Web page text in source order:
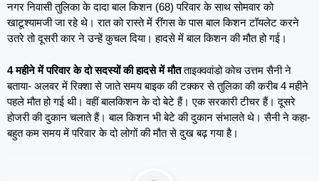
नगर निवासी तुलिका के दादा बाल किशन (68) परिवार के साथ सोमवार को
खाटूश्यामजी जा रहे थे। रात को रास्ते में रींगस के पास बाल किशन टॉयलेट करने
उतरे तो दूसरी कार ने उन्हें कुचल दिया। हादसे में बाल किशन की मौत हो गई।
4 महीने में परिवार के दो सदस्यों की हादसे में मौतताइक्ववांडो कोच उत्तम सैनी ने
बताया- अलवर में रिक्शा से जाते समय बाइक की टक्कर से तुलिका की करीब 4 महीने
पहले मौत हो गई थी। वहीं बालकिशन के दो बेटे हैं। एक सरकारी टीचर हैं। दूसरे
होजरी की दुकान चलाते हैं। बाल किशन भी बेटे की दुकान संभालते थे। सैनी ने कहा-
बहुत कम समय में परिवार के दो लोगों की मौत से दुख बढ़ गया है।